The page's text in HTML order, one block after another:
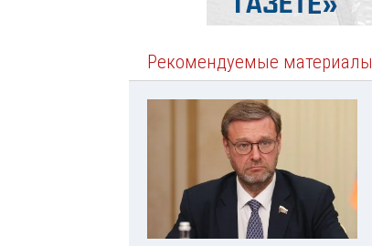
Рекомендуемые материалы